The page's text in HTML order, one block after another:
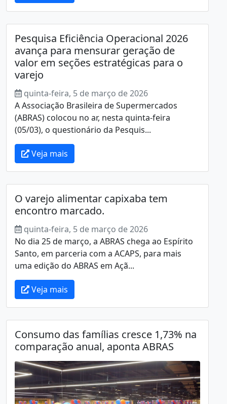
Pesquisa Eficiência Operacional 2026
avança para mensurar geração de
valor em seções estratégicas para o
varejo
quinta-feira, 5 de março de 2026
A Associação Brasileira de Supermercados
(ABRAS) colocou no ar, nesta quinta-feira
(05/03), o questionário da Pesquis...
Veja mais
O varejo alimentar capixaba tem
encontro marcado.
quinta-feira, 5 de março de 2026
No dia 25 de março, a ABRAS chega ao Espírito
Santo, em parceria com a ACAPS, para mais
uma edição do ABRAS em Açã...
Veja mais
Consumo das famílias cresce 1,73% na
comparação anual, aponta ABRAS